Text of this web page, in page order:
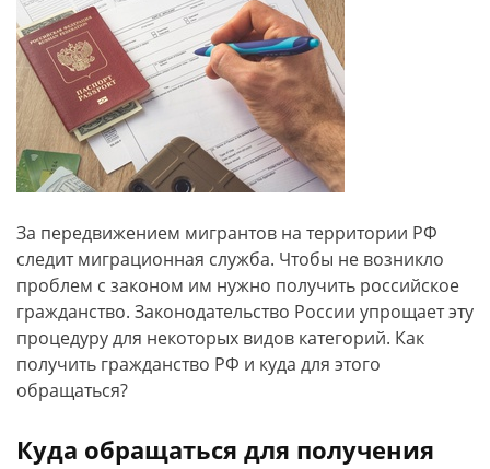
За передвижением мигрантов на территории РФ
следит миграционная служба. Чтобы не возникло
проблем с законом им нужно получить российское
гражданство. Законодательство России упрощает эту
процедуру для некоторых видов категорий. Как
получить гражданство РФ и куда для этого
обращаться?
Куда обращаться для получения